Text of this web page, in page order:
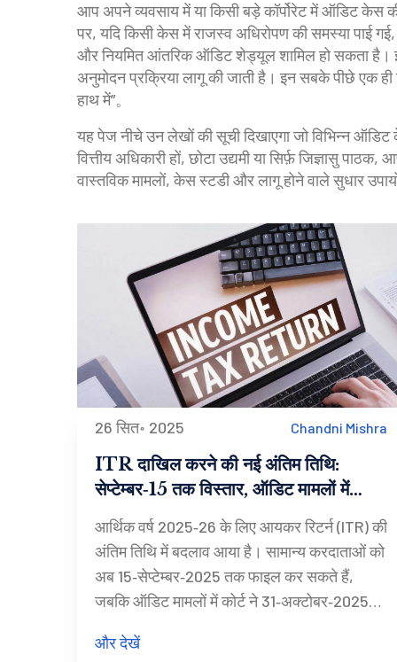
आप अपने व्यवसाय में या किसी बड़े कॉर्पोरेट में ऑडिट केस
पर, यदि किसी केस में राजस्व अधिरोपण की समस्या पाई गई,
और नियमित आंतरिक ऑडिट शेड्यूल शामिल हो सकता है।
अनुमोदन प्रक्रिया लागू की जाती है। इन सबके पीछे एक ही
हाथ में”。
यह पेज नीचे उन लेखों की सूची दिखाएगा जो विभिन्न
वित्तीय अधिकारी हों, छोटा उद्यमी या सिर्फ़ जिज्ञासु
वास्तविक मामलों, केस स्टडी और लागू होने वाले सुधार
26 सित॰ 2025 Chandni Mishra
ITR दाखिल करने की नई अंतिम तिथि:
सेप्टेम्बर‑15 तक विस्तार, ऑडिट मामलों में
ऑक्टोबर‑31
आर्थिक वर्ष 2025‑26 के लिए आयकर रिटर्न (ITR) की
अंतिम तिथि में बदलाव आया है। सामान्य करदाताओं को
अब 15‑सेप्टेम्बर‑2025 तक फाइल कर सकते हैं,
जबकि ऑडिट मामलों में कोर्ट ने 31‑अक्टोबर‑2025
पोर्टल की तकनीकी खामियों के कारण किए गए हैं।
और देखें